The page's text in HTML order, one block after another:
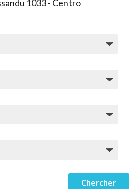
1033 - Centro